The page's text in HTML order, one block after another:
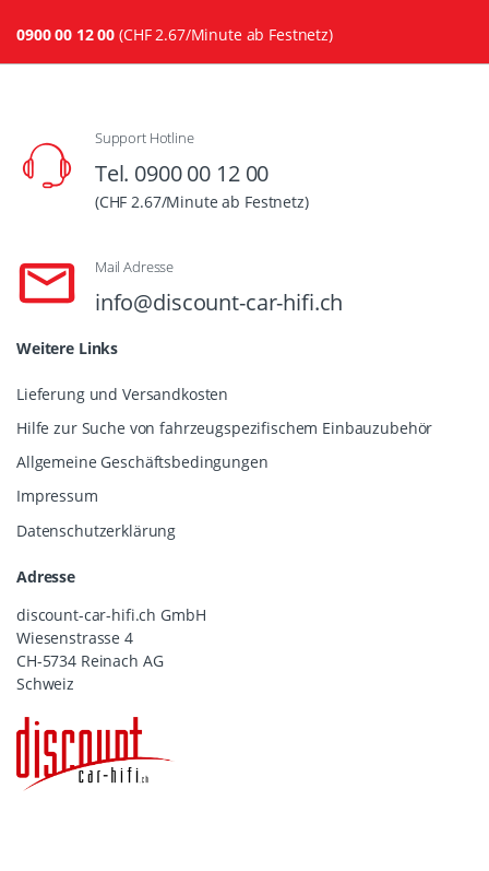
0900 00 12 00 (CHF 2.67/Minute ab Festnetz)
Support Hotline
Tel. 0900 00 12 00
(CHF 2.67/Minute ab Festnetz)
Mail Adresse
info@discount-car-hifi.ch
Weitere Links
Lieferung und Versandkosten
Hilfe zur Suche von fahrzeugspezifischem Einbauzubehör
Allgemeine Geschäftsbedingungen
Impressum
Datenschutzerklärung
Adresse
discount-car-hifi.ch GmbH
Wiesenstrasse 4
CH-5734 Reinach AG
Schweiz